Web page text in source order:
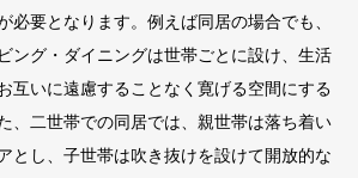
必要となります。例えば同居の場合でも、
ング・ダイニングは世帯ごとに設け、生活
互いに遠慮することなく寛げる空間にする
、二世帯での同居では、親世帯は落ち着い
とし、子世帯は吹き抜けを設けて開放的な